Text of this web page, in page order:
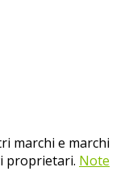
marchi e marchi
proprietari. Note